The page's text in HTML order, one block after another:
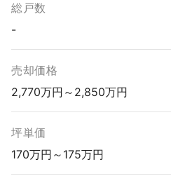
総戸数
-
売却価格
2,770万円～2,850万円
坪単価
170万円～175万円